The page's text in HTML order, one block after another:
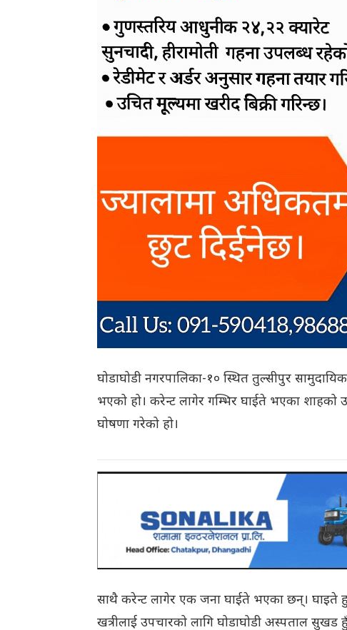
घोडाघोडी नगरपालिका-१० स्थित तुल्सीपुर
भएको हो। करेन्ट लागेर गम्भिर घाईते भएका शाहको
घोषणा गरेको हो।
साथै करेन्ट लागेर एक जना घाईते भएका छन्। घाइते
खत्रीलाई उपचारको लागि घोडाघोडी अस्पताल